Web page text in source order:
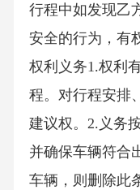
行程中如发现乙
安全的行为，有
权利义务1.权利
程。对行程安排
建议权。2.义务
并确保车辆符合
车辆，则删除此